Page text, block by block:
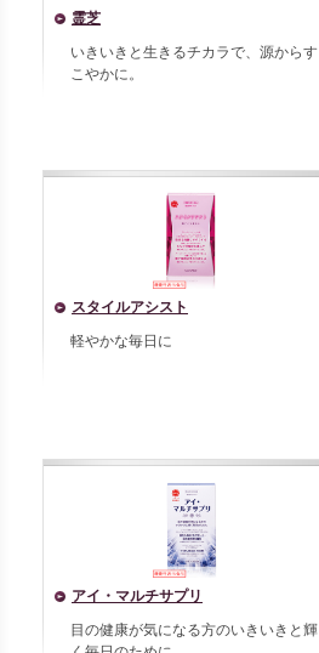
霊芝
いきいきと生きるチカラで、源からす
こやかに。
スタイルアシスト
軽やかな毎日に
アイ・マルチサプリ
目の健康が気になる方のいきいきと輝